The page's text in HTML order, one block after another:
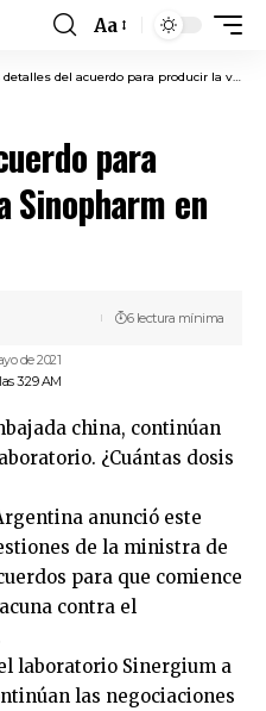
Font
Resizer
Aa
del acuerdo para producir la vacuna Sinopharm en Argentina
para
Sinopharm en
3:29 AM
de 2021
6 lectura mínima
china, continúan
¿Cuántas dosis
anunció este
de la ministra de
para que comience
contra el
laboratorio Sinergium a
las negociaciones